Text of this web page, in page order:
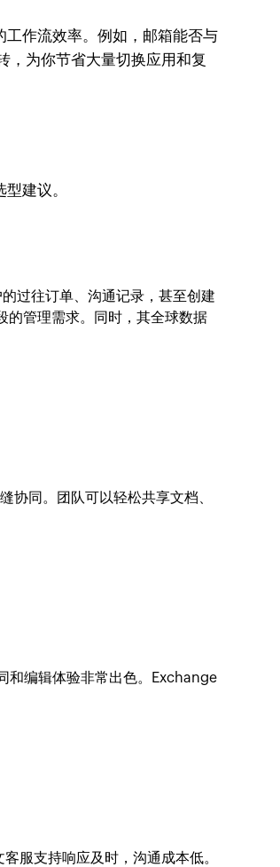
作流效率。例如，邮箱能否与
，为你节省大量切换应用和复
建议。
过往订单、沟通记录，甚至创建
的管理需求。同时，其全球数据
协同。团队可以轻松共享文档、
和编辑体验非常出色。Exchange
服支持响应及时，沟通成本低。